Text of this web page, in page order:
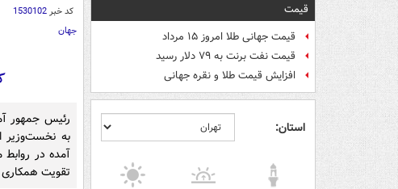
قیمت
قیمت جهانی طلا امروز ۱۵ مرداد
قیمت نفت برنت به ۷۹ دلار رسید
افزایش قیمت طلا و نقره جهانی
استان:
کد خبر1530102
جهان
رئیس جمهور
به نخست‌وزیر
آمده در روابط
تقویت همکاری